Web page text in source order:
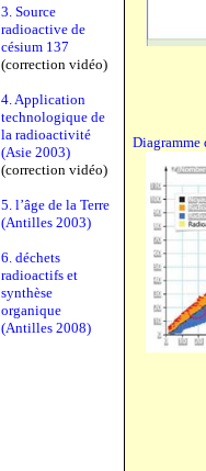
3. Source
radioactive de
césium 137
(correction vidéo)
4. Application
technologique de
la radioactivité
(Asie 2003)
(correction vidéo)
5. l’âge de la Terre
(Antilles 2003)
6. déchets
radioactifs et
synthèse
organique
(Antilles 2008)
Diagramme